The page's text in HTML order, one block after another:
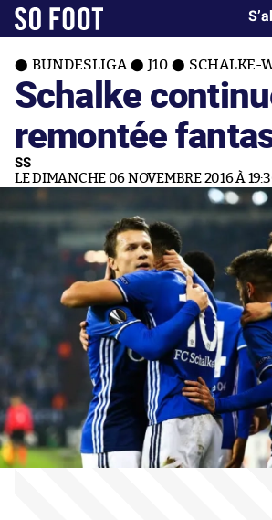
BUNDESLIGA J10 SCHALKE-
Schalke
remontée
SS
LE DIMANCHE 06 NOVEMBRE 2016 À